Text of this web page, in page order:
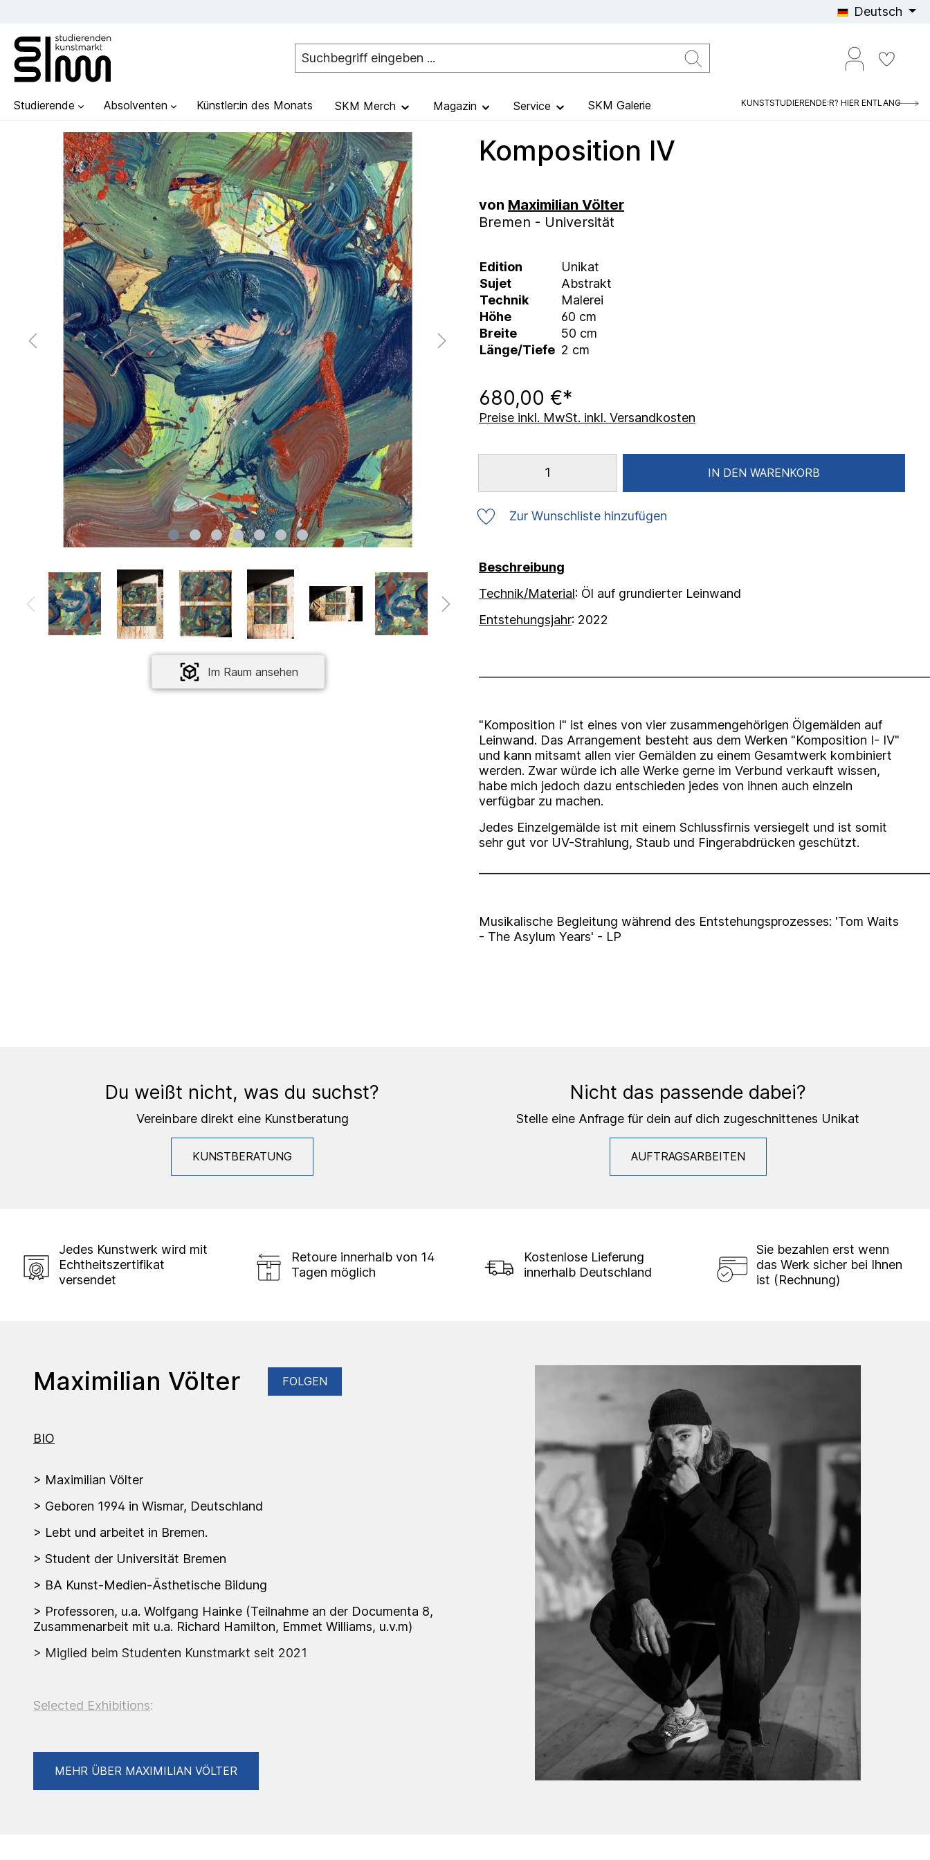
Deutsch
Studierende Absolventen Künstler:in des Monats SKM Merch Magazin Service SKM Galerie KUNSTSTUDIERENDE:R? HIER ENTLANG
Im Raum ansehen
Komposition IV
von Maximilian Völter
Bremen - Universität
Edition
Unikat
Sujet
Abstrakt
Technik
Malerei
Höhe
60 cm
Breite
50 cm
Länge/Tiefe 2 cm
680,00 €*
Preise inkl. MwSt. inkl. Versandkosten
IN DEN WARENKORB
Zur Wunschliste hinzufügen
Beschreibung
Technik/Material: Öl auf grundierter Leinwand
Entstehungsjahr: 2022
"Komposition I" ist eines von vier zusammengehörigen Ölgemälden auf
Leinwand. Das Arrangement besteht aus dem Werken "Komposition I- IV"
und kann mitsamt allen vier Gemälden zu einem Gesamtwerk kombiniert
werden. Zwar würde ich alle Werke gerne im Verbund verkauft wissen,
habe mich jedoch dazu entschieden jedes von ihnen auch einzeln
verfügbar zu machen.
Jedes Einzelgemälde ist mit einem Schlussfirnis versiegelt und ist somit
sehr gut vor UV-Strahlung, Staub und Fingerabdrücken geschützt.
Musikalische Begleitung während des Entstehungsprozesses: 'Tom Waits
- The Asylum Years' - LP
Du weißt nicht, was du suchst?
Vereinbare direkt eine Kunstberatung
KUNSTBERATUNG
Nicht das passende dabei?
Stelle eine Anfrage für dein auf dich zugeschnittenes Unikat
AUFTRAGSARBEITEN
Jedes Kunstwerk wird mit
Echtheitszertifikat
versendet
Retoure innerhalb von 14
Tagen möglich
Kostenlose Lieferung
innerhalb Deutschland
Sie bezahlen erst wenn
das Werk sicher bei Ihnen
ist (Rechnung)
Maximilian Völter FOLGEN
BIO
> Maximilian Völter
> Geboren 1994 in Wismar, Deutschland
> Lebt und arbeitet in Bremen.
> Student der Universität Bremen
> BA Kunst-Medien-Ästhetische Bildung
> Professoren, u.a. Wolfgang Hainke (Teilnahme an der Documenta 8,
Zusammenarbeit mit u.a. Richard Hamilton, Emmet Williams, u.v.m)
> Miglied beim Studenten Kunstmarkt seit 2021
Selected Exhibitions:
MEHR ÜBER MAXIMILIAN VÖLTER